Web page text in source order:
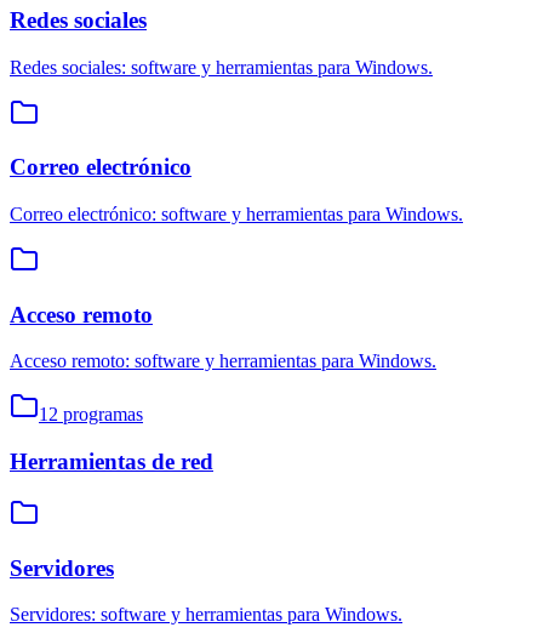
Redes sociales
Redes sociales: software y herramientas para Windows.
Correo electrónico
Correo electrónico: software y herramientas para Windows.
Acceso remoto
Acceso remoto: software y herramientas para Windows.
12 programas
Herramientas de red
Servidores
Servidores: software y herramientas para Windows.